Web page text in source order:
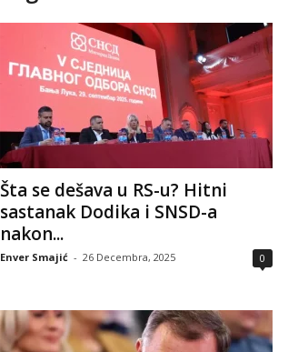
Šta se dešava u RS-u? Hitni
sastanak Dodika i SNSD-a
nakon...
Enver Smajić - 26 Decembra, 2025 0